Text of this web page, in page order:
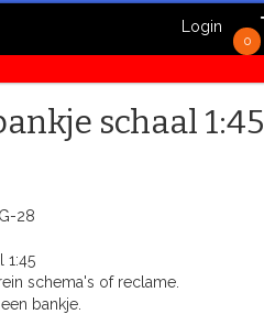
0
Login
schaal 1:45
28
1:45
schema's of reclame.
bankje.